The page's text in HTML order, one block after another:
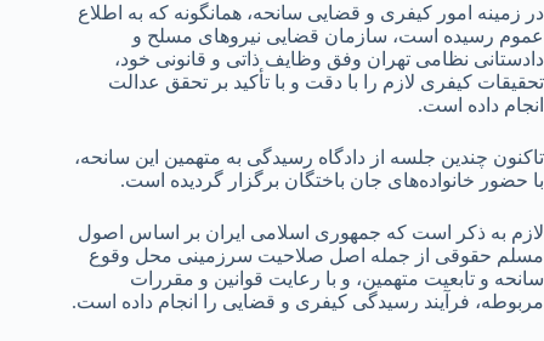
در زمینه امور کیفری و قضایی سانحه، همانگونه که به اطلاع
عموم رسیده است، سازمان قضایی نیروهای مسلح و
دادستانی نظامی تهران وفق وظایف ذاتی و قانونی خود،
تحقیقات کیفری لازم را با دقت و با تأکید بر تحقق عدالت
انجام داده است.
تاکنون چندین جلسه از دادگاه رسیدگی به متهمین این سانحه،
با حضور خانواده‌های جان باختگان برگزار گردیده است.
لازم به ذکر است که جمهوری اسلامی ایران بر اساس اصول
مسلم حقوقی از جمله اصل صلاحیت سرزمینی محل وقوع
سانحه و تابعیت متهمین، و با رعایت قوانین و مقررات
مربوطه، فرآیند رسیدگی کیفری و قضایی را انجام داده است.